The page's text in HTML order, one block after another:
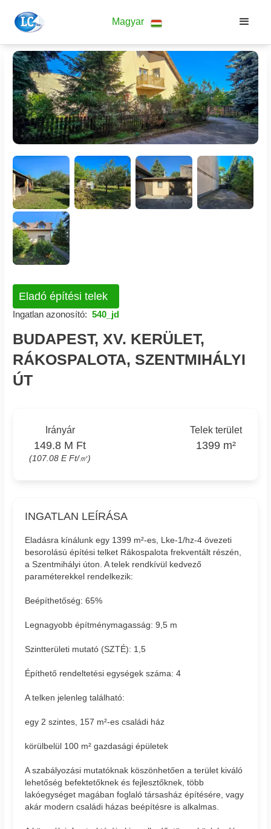
Magyar
Eladó építési telek
Ingatlan azonosító: 540_jd
BUDAPEST, XV. KERÜLET,
RÁKOSPALOTA, SZENTMIHÁLYI
ÚT
Irányár
149.8 M Ft
(107.08 E Ft/㎡)
Telek terület
1399 m²
INGATLAN LEÍRÁSA
Eladásra kínálunk egy 1399 m²-es, Lke-1/hz-4 övezeti
besorolású építési telket Rákospalota frekventált részén,
a Szentmihályi úton. A telek rendkívül kedvező
paraméterekkel rendelkezik:
Beépíthetőség: 65%
Legnagyobb építménymagasság: 9,5 m
Szintterületi mutató (SZTÉ): 1,5
Építhető rendeltetési egységek száma: 4
A telken jelenleg található:
egy 2 szintes, 157 m²-es családi ház
körülbelül 100 m² gazdasági épületek
A szabályozási mutatóknak köszönhetően a terület kiváló
lehetőség befektetőknek és fejlesztőknek, több
lakóegységet magában foglaló társasház építésére, vagy
akár modern családi házas beépítésre is alkalmas.